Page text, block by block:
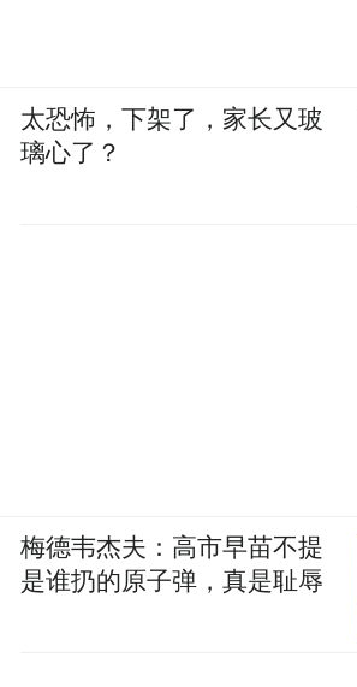
太恐怖，下架了，家长又玻
璃心了？
梅德韦杰夫：高市早苗不提
是谁扔的原子弹，真是耻辱